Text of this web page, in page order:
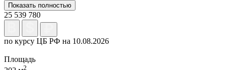
Показать полностью
25 539 780
по курсу ЦБ РФ на 10.08.2026
Площадь
2